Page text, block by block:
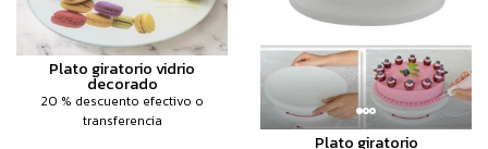
Plato giratorio vidrio
decorado
20 % descuento efectivo o
transferencia
Plato giratorio